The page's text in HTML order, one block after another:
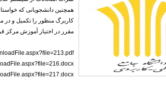
همچنین دانشجویانی که
کاربرگ منظور را تکمیل و در
مقرر در اختیار آموزش مرکز